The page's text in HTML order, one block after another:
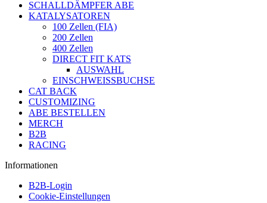
SCHALLDÄMPFER ABE
KATALYSATOREN
100 Zellen (FIA)
200 Zellen
400 Zellen
DIRECT FIT KATS
AUSWAHL
EINSCHWEISSBUCHSE
CAT BACK
CUSTOMIZING
ABE BESTELLEN
MERCH
B2B
RACING
Informationen
B2B-Login
Cookie-Einstellungen